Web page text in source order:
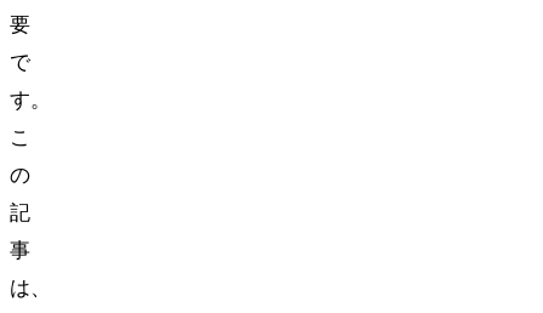
要
で
す。
こ
の
記
事
は、